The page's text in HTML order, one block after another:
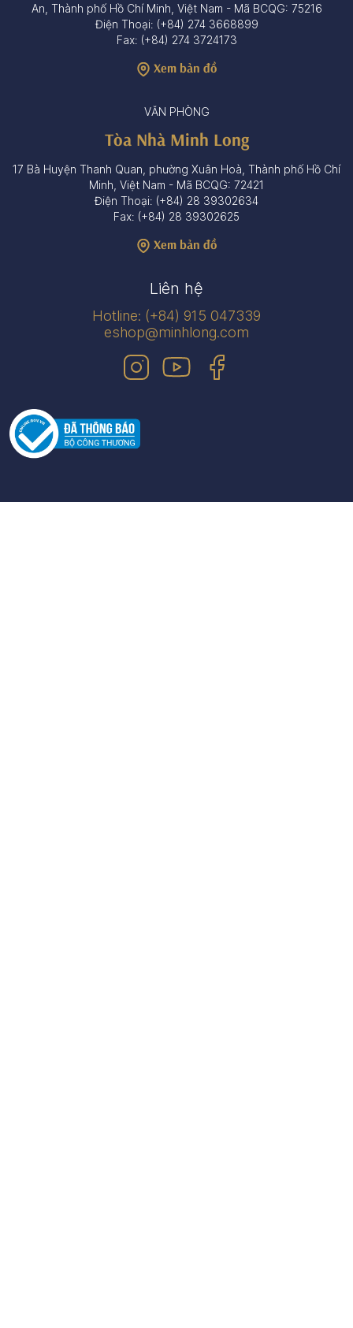
An, Thành phố Hồ Chí Minh, Việt Nam - Mã BCQG: 75216
Điện Thoại: (+84) 274 3668899
Fax: (+84) 274 3724173
Xem bản đồ
VĂN PHÒNG
Tòa Nhà Minh Long
17 Bà Huyện Thanh Quan, phường Xuân Hoà, Thành phố Hồ Chí
Minh, Việt Nam - Mã BCQG: 72421
Điện Thoại: (+84) 28 39302634
Fax: (+84) 28 39302625
Xem bản đồ
Liên hệ
Hotline: (+84) 915 047339
eshop@minhlong.com